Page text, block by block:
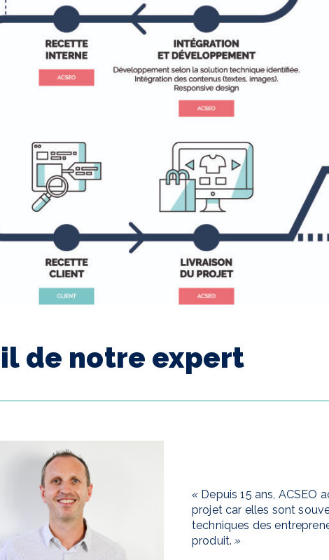
de notre expert
« Depuis 15 ans,
projet car elles sont
techniques des
produit.»